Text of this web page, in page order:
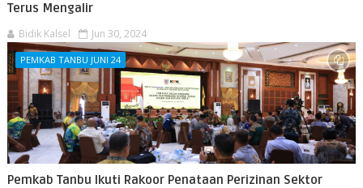
Terus Mengalir
Bidik Kalsel Jun 30, 2024
PEMKAB TANBU JUNI 24
Pemkab Tanbu Ikuti Rakoor Penataan Perizinan Sektor